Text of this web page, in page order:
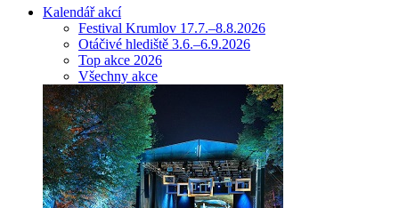
Kalendář akcí
Festival Krumlov 17.7.–8.8.2026
Otáčivé hlediště 3.6.–6.9.2026
Top akce 2026
Všechny akce